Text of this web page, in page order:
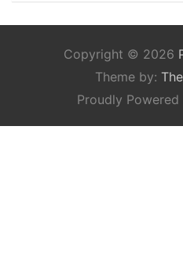
Copyright © 2026
Theme by:
Proudly Powered